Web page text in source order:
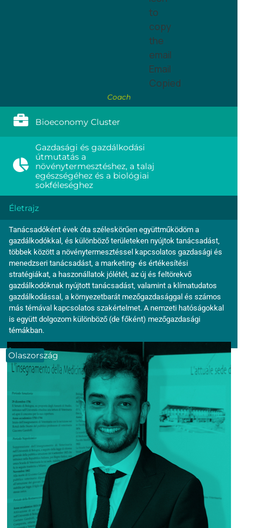
to
copy
the
email
Email
Copied
Coach
Bioeconomy Cluster
Gazdasági és gazdálkodási
útmutatás a
növénytermesztéshez, a talaj
egészségéhez és a biológiai
sokféleséghez
Életrajz
Tanácsadóként évek óta széleskörűen együttműködöm a
gazdálkodókkal, és különböző területeken nyújtok tanácsadást,
többek között a növénytermesztéssel kapcsolatos gazdasági és
menedzseri tanácsadást, a marketing- és értékesítési
stratégiákat, a haszonállatok jólétét, az új és feltörekvő
gazdálkodóknak nyújtott tanácsadást, valamint a klímatudatos
gazdálkodással, a környezetbarát mezőgazdasággal és számos
más témával kapcsolatos szakértelmet. A nemzeti hatóságokkal
is együtt dolgozom különböző (de főként) mezőgazdasági
témákban.
Olaszország